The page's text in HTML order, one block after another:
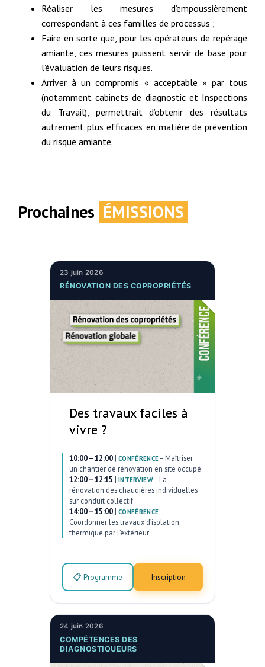
Réaliser les mesures d’empoussièrement
correspondant à ces familles de processus ;
Faire en sorte que, pour les opérateurs de repérage
amiante, ces mesures puissent servir de base pour
l’évaluation de leurs risques.
Arriver à un compromis « acceptable » par tous
(notamment cabinets de diagnostic et Inspections
du Travail), permettrait d’obtenir des résultats
autrement plus efficaces en matière de prévention
du risque amiante.
Prochaines ÉMISSIONS
23 juin 2026
RÉNOVATION DES COPROPRIÉTÉS
Des travaux faciles à
vivre ?
10:00 – 12:00 | CONFÉRENCE – Maîtriser
un chantier de rénovation en site occupé
12:00 – 12:15 | INTERVIEW– La
rénovation des chaudières individuelles
sur conduit collectif
14:00 – 15:00 | CONFÉRENCE –
Coordonner les travaux d’isolation
thermique par l’extérieur
📋 Programme Inscription
24 juin 2026
COMPÉTENCES DES
DIAGNOSTIQUEURS